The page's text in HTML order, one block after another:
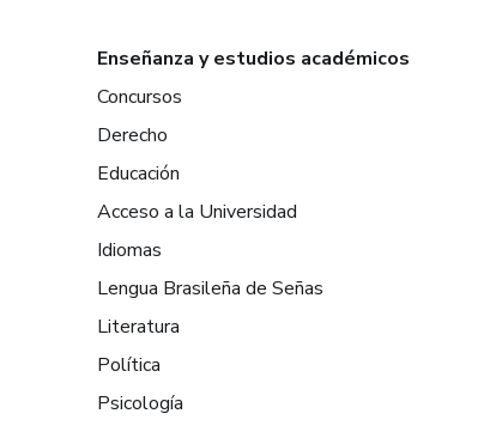
Enseñanza y estudios académicos
Concursos
Derecho
Educación
Acceso a la Universidad
Idiomas
Lengua Brasileña de Señas
Literatura
Política
Psicología